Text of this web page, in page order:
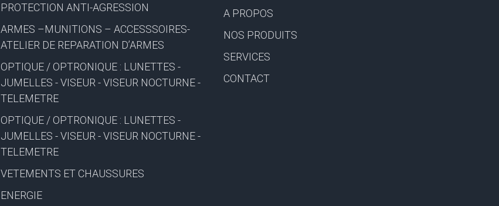
PROTECTION ANTI-AGRESSION
ARMES –MUNITIONS – ACCESSSOIRES-
ATELIER DE REPARATION D’ARMES
OPTIQUE / OPTRONIQUE : LUNETTES -
JUMELLES - VISEUR - VISEUR NOCTURNE -
TELEMETRE
OPTIQUE / OPTRONIQUE : LUNETTES -
JUMELLES - VISEUR - VISEUR NOCTURNE -
TELEMETRE
VETEMENTS ET CHAUSSURES
ENERGIE
A PROPOS
NOS PRODUITS
SERVICES
CONTACT